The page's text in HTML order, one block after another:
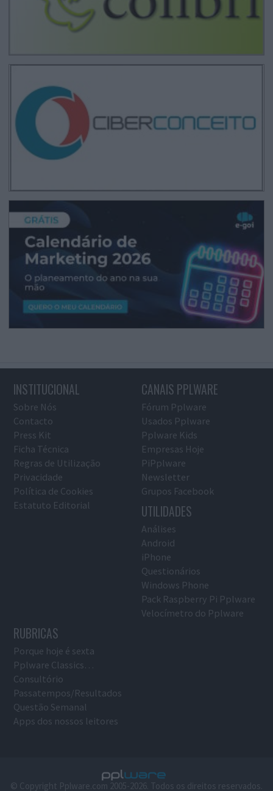
INSTITUCIONAL
Sobre Nós
Contacto
Press Kit
Ficha Técnica
Regras de Utilização
Privacidade
Política de Cookies
Estatuto Editorial
CANAIS PPLWARE
Fórum Pplware
Usados Pplware
Pplware Kids
Empresas Hoje
PiPplware
Newsletter
Grupos Facebook
UTILIDADES
Análises
Android
iPhone
Questionários
Windows Phone
Pack Raspberry Pi Pplware
Velocímetro do Pplware
RUBRICAS
Porque hoje é sexta
Pplware Classics…
Consultório
Passatempos/Resultados
Questão Semanal
Apps dos nossos leitores
© Copyright Pplware.com 2005-2026. Todos os direitos reservados.